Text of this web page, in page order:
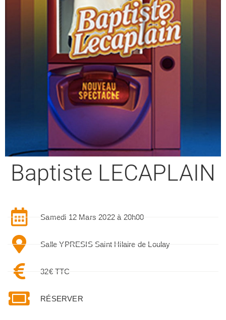
Baptiste LECAPLAIN
Samedi 12 Mars 2022 à 20h00
Salle YPRESIS Saint Hilaire de Loulay
32€ TTC
RÉSERVER